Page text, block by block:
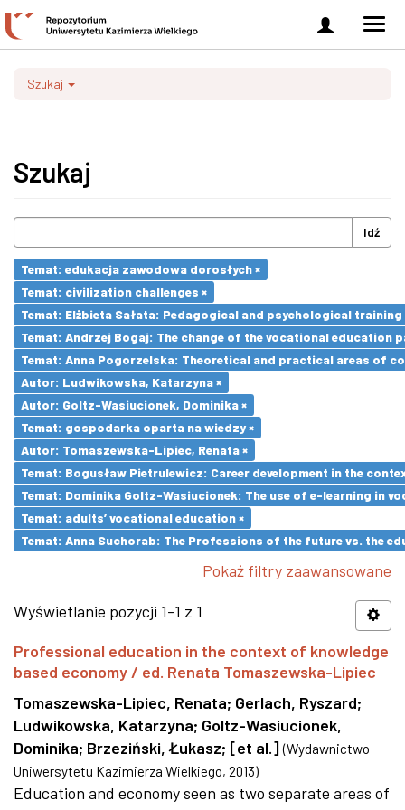
Zaloguj
się
Szukaj
Szukaj
Idź
Temat: edukacja zawodowa dorosłych ×
Temat: civilization challenges ×
Temat: Elżbieta Sałata: Pedagogical and psychological
Temat: Andrzej Bogaj: The change of the vocational education
Temat: Anna Pogorzelska: Theoretical and practical areas of
Autor: Ludwikowska, Katarzyna ×
Autor: Goltz-Wasiucionek, Dominika ×
Temat: gospodarka oparta na wiedzy ×
Autor: Tomaszewska-Lipiec, Renata ×
Temat: Bogusław Pietrulewicz: Career development in the
Temat: Dominika Goltz-Wasiucionek: The use of e-learning in
Temat: adults’ vocational education ×
Temat: Anna Suchorab: The Professions of the future vs. the
Pokaż filtry zaawansowane
Wyświetlanie pozycji 1-1 z 1
Professional education in the context of knowledge
based economy / ed. Renata Tomaszewska-Lipiec
Tomaszewska-Lipiec, Renata; Gerlach, Ryszard;
Ludwikowska, Katarzyna; Goltz-Wasiucionek,
Dominika; Brzeziński, Łukasz; [et al.] (Wydawnictwo
Uniwersytetu Kazimierza Wielkiego, 2013)
Education and economy seen as two separate areas of